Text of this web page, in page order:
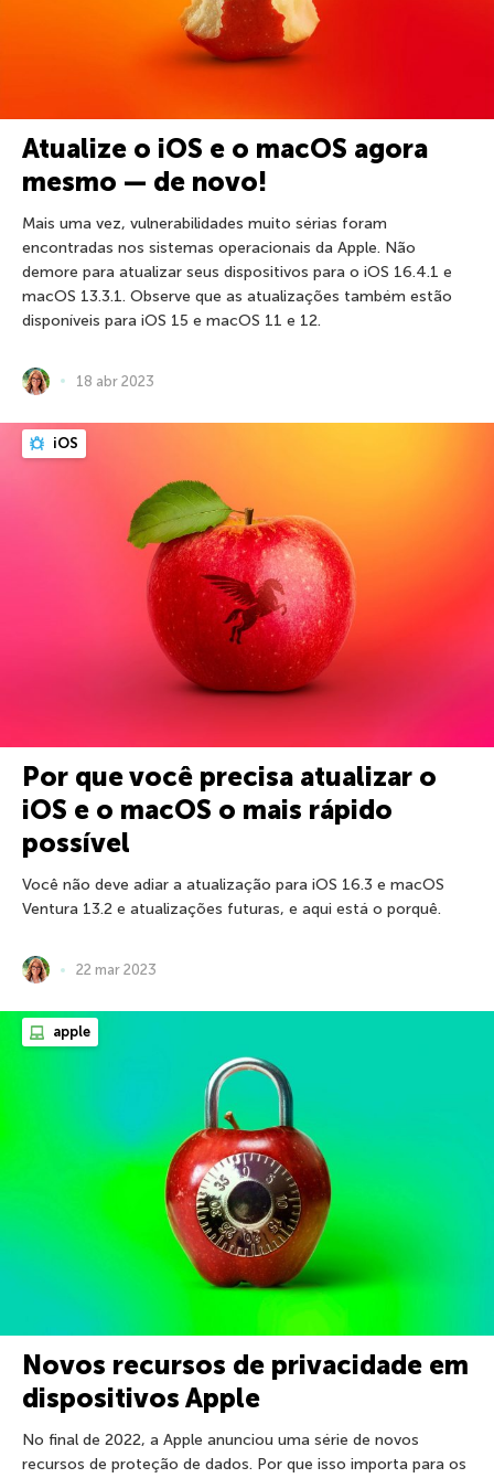
Atualize o iOS e o macOS agora
mesmo — de novo!
Mais uma vez, vulnerabilidades muito sérias foram
encontradas nos sistemas operacionais da Apple. Não
demore para atualizar seus dispositivos para o iOS 16.4.1 e
macOS 13.3.1. Observe que as atualizações também estão
disponíveis para iOS 15 e macOS 11 e 12.
18 abr 2023
iOS
Por que você precisa atualizar o
iOS e o macOS o mais rápido
possível
Você não deve adiar a atualização para iOS 16.3 e macOS
Ventura 13.2 e atualizações futuras, e aqui está o porquê.
22 mar 2023
apple
Novos recursos de privacidade em
dispositivos Apple
No final de 2022, a Apple anunciou uma série de novos
recursos de proteção de dados. Por que isso importa para os